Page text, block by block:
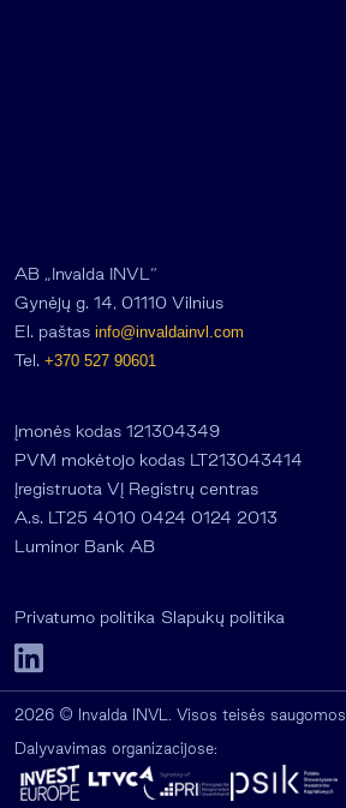
AB „Invalda INVL“
Gynėjų g. 14, 01110 Vilnius
El. paštas info@invaldainvl.com
Tel. +370 527 90601
Įmonės kodas 121304349
PVM mokėtojo kodas LT213043414
Įregistruota VĮ Registrų centras
A.s. LT25 4010 0424 0124 2013
Luminor Bank AB
Privatumo politika Slapukų politika
2026 © Invalda INVL. Visos teisės saugomos.
Dalyvavimas organizacijose: